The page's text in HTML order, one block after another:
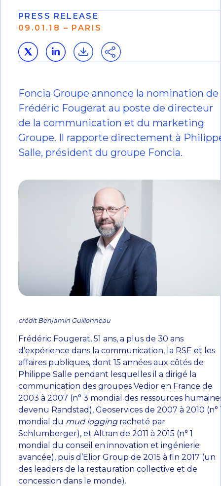
PRESS RELEASE
09.01.18 – PARIS
Foncia Groupe annonce la nomination de
Frédéric Fougerat au poste de directeur
de la communication et du marketing
Groupe. Il rapporte directement à
Salle, président du groupe Foncia.
crédit Benjamin Guillonneau
Frédéric Fougerat, 51 ans, a plus de 30 ans
d’expérience dans la communication, la RSE et les
affaires publiques, dont 15 années aux côtés de
Philippe Salle pendant lesquelles il a dirigé la
communication des groupes Vedior en France de
2003 à 2007 (n° 3 mondial des ressources
devenu Randstad), Geoservices de 2007 à 2010 (n°
mondial du mud loggingracheté par
Schlumberger), et Altran de 2011 à 2015 (n° 1
mondial du conseil en innovation et ingénierie
avancée), puis d’Elior Group de 2015 à fin 2017 (un
des leaders de la restauration collective et de
concession dans le monde).